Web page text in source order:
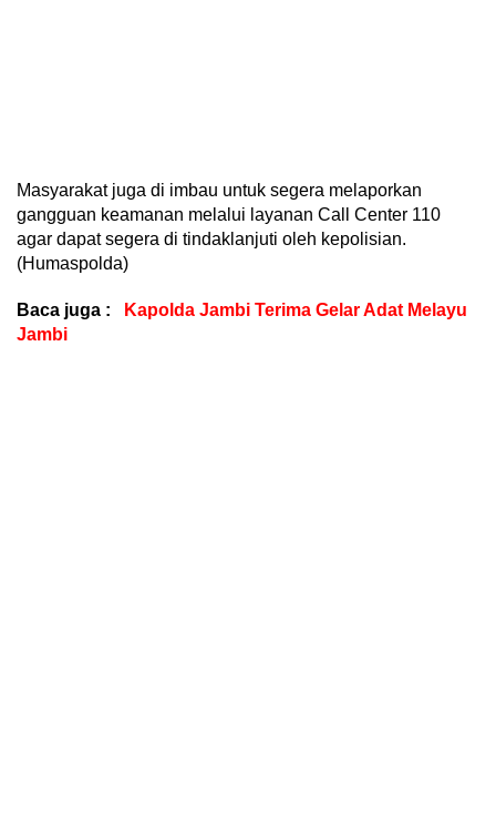
Masyarakat juga di imbau untuk segera melaporkan
gangguan keamanan melalui layanan Call Center 110
agar dapat segera di tindaklanjuti oleh kepolisian.
(Humaspolda)
Baca juga :
Kapolda Jambi Terima Gelar Adat Melayu
Jambi